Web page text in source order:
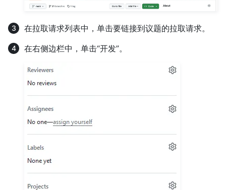
在拉取请求列表中，单击要链接到议题的拉取请求。
在右侧边栏中，单击“开发”。